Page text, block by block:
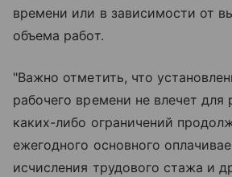
времени или в зависимости от
объема работ.
"Важно отметить, что
рабочего времени не влечет для
каких-либо ограничений
ежегодного основного
исчисления трудового стажа и